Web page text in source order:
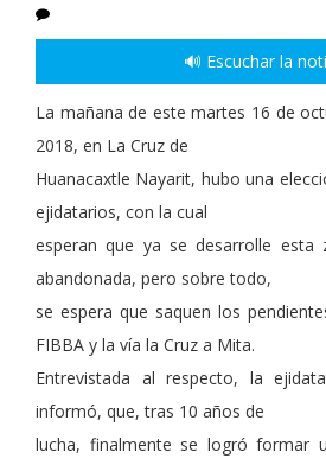
🔊 Escuchar la
La mañana de este martes 16 de
2018, en La Cruz de
Huanacaxtle Nayarit, hubo una
ejidatarios, con la cual
esperan que ya se desarrolle esta
abandonada, pero sobre todo,
se espera que saquen los
FIBBA y la vía la Cruz a Mita.
Entrevistada al respecto, la
informó, que, tras 10 años de
lucha, finalmente se logró formar